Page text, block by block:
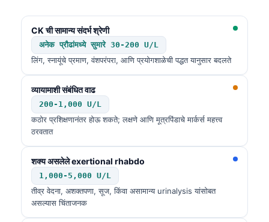
CK ची सामान्य संदर्भ श्रेणी
अनेक प्रौढांमध्ये सुमारे 30-200 U/L
लिंग, स्नायूंचे प्रमाण, वंशपरंपरा, आणि प्रयोगशाळेची पद्धत यानुसार बदलते
व्यायामाशी संबंधित वाढ
200-1,000 U/L
कठोर प्रशिक्षणानंतर होऊ शकते; लक्षणे आणि मूत्रपिंडाचे मार्कर्स महत्त्व
ठरवतात
शक्य असलेले exertional rhabdo
1,000-5,000 U/L
तीव्र वेदना, अशक्तपणा, सूज, किंवा असामान्य urinalysis यांसोबत
असल्यास चिंताजनक